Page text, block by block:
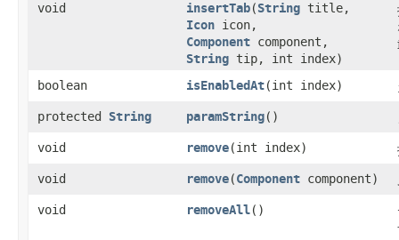
void insertTab​(String title,
Icon icon,
Component component,
String tip, int index)
boolean isEnabledAt​(int index)
protected String paramString()
void remove​(int index)
void remove​(Component component)
void
removeAll()